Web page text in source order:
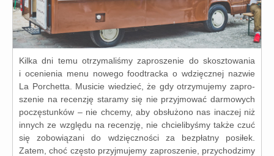
Kilka dni temu otrzy­ma­li­śmy zapro­sze­nie do skosz­to­wa­nia
i oce­nie­nia menu nowe­go food­trac­ka o wdzięcz­nej nazwie
La Porchetta. Musicie wie­dzieć, że gdy otrzy­mu­je­my zapro­
sze­nie na recen­zję sta­ra­my się nie przyj­mo­wać dar­mo­wych
poczę­stun­ków – nie chce­my, aby obsłu­żo­no nas ina­czej niż
innych ze wzglę­du na recen­zję, nie chcie­li­by­śmy tak­że czuć
się zobo­wią­za­ni do wdzięcz­no­ści za bez­płat­ny posi­łek.
Zatem, choć czę­sto przyj­mu­je­my zapro­sze­nie, przy­cho­dzi­my